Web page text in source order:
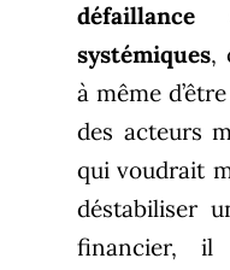
systémiques,
à même
des acteurs
qui voudrait
déstabiliser
financier, il